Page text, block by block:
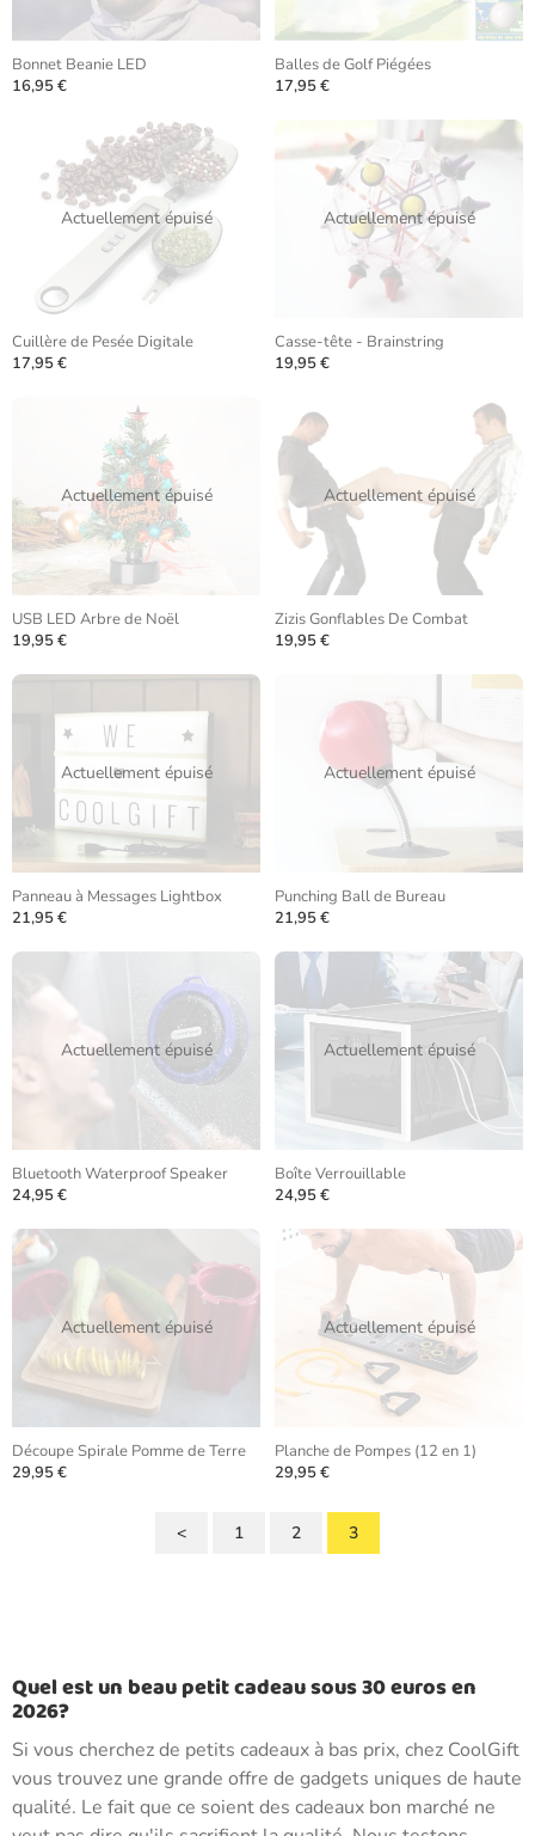
Bonnet Beanie LED
16,95 €
Balles de Golf Piégées
17,95 €
Actuellement épuisé
Cuillère de Pesée Digitale
17,95 €
Actuellement épuisé
Casse-tête - Brainstring
19,95 €
Actuellement épuisé
USB LED Arbre de Noël
19,95 €
Actuellement épuisé
Zizis Gonflables De Combat
19,95 €
Actuellement épuisé
Panneau à Messages Lightbox
21,95 €
Actuellement épuisé
Punching Ball de Bureau
21,95 €
Actuellement épuisé
Bluetooth Waterproof Speaker
24,95 €
Actuellement épuisé
Boîte Verrouillable
24,95 €
Actuellement épuisé
Découpe Spirale Pomme de Terre
29,95 €
Actuellement épuisé
Planche de Pompes (12 en 1)
29,95 €
< 1 2 3
Quel est un beau petit cadeau sous 30 euros en
2026?
Si vous cherchez de petits cadeaux à bas prix, chez CoolGift
vous trouvez une grande offre de gadgets uniques de haute
qualité. Le fait que ce soient des cadeaux bon marché ne